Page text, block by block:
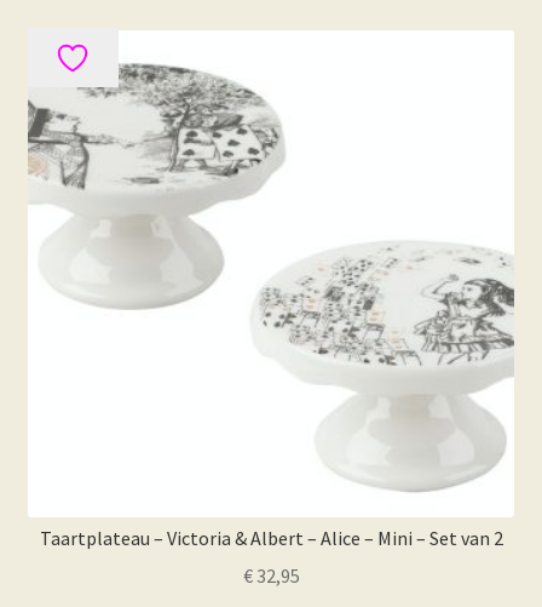
Taartplateau – Victoria & Albert – Alice – Mini – Set van 2
€32,95